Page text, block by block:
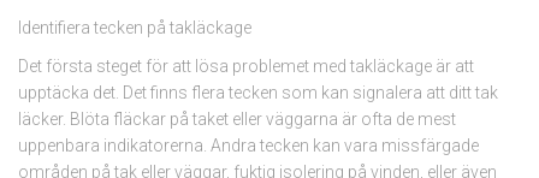
Identifiera tecken på takläckage
Det första steget för att lösa problemet med takläckage är att
upptäcka det. Det finns flera tecken som kan signalera att ditt tak
läcker. Blöta fläckar på taket eller väggarna är ofta de mest
uppenbara indikatorerna. Andra tecken kan vara missfärgade
områden på tak eller väggar, fuktig isolering på vinden, eller även